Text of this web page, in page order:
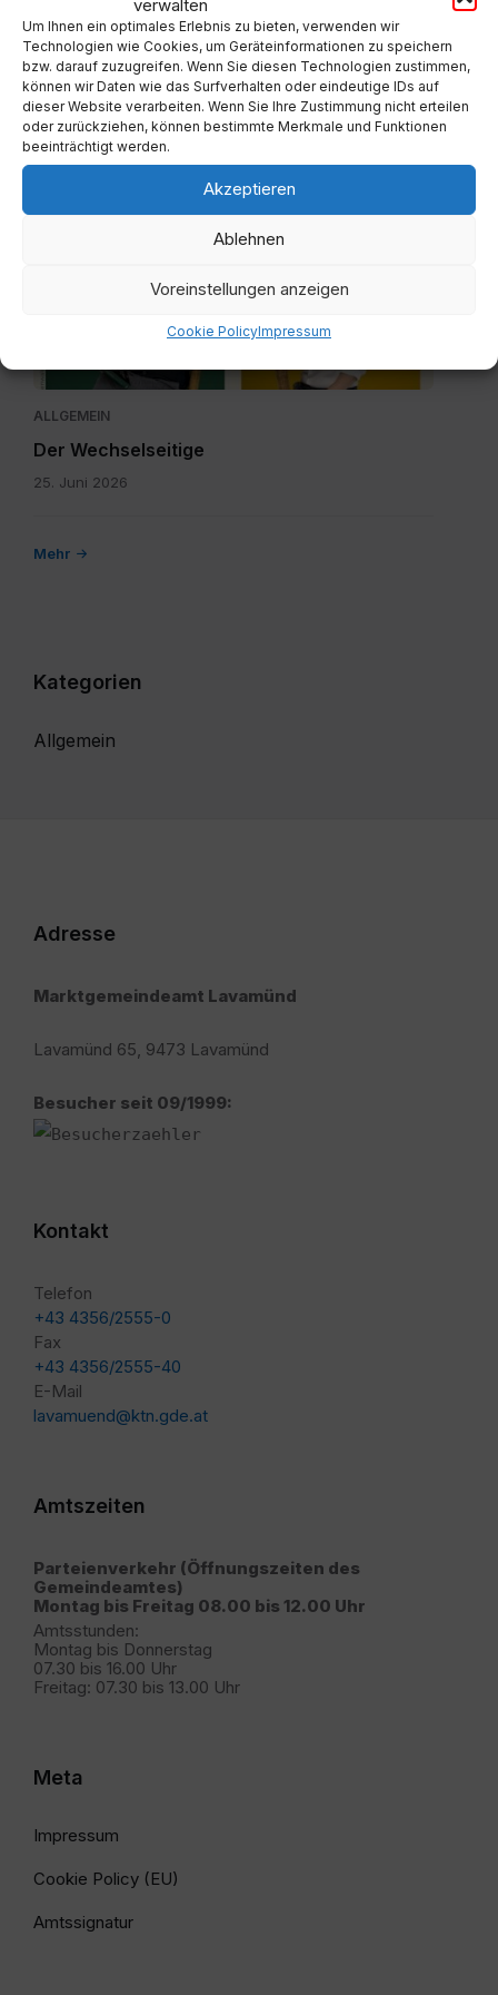
verwalten
Um Ihnen ein optimales Erlebnis zu bieten, verwenden wir
Technologien wie Cookies, um Geräteinformationen zu speichern
bzw. darauf zuzugreifen. Wenn Sie diesen Technologien zustimmen,
können wir Daten wie das Surfverhalten oder eindeutige IDs auf
dieser Website verarbeiten. Wenn Sie Ihre Zustimmung nicht erteilen
oder zurückziehen, können bestimmte Merkmale und Funktionen
beeinträchtigt werden.
Akzeptieren
Ablehnen
Voreinstellungen anzeigen
Cookie PolicyImpressum
Registrierung_.pdf
ALLGEMEIN
ID Austria Registrierung beim Gemeindeamt
Lavamünd
Wechselseitige
ALLGEMEIN
Der Wechselseitige
25. Juni 2026
Mehr
Kategorien
Allgemein
Adresse
Marktgemeindeamt Lavamünd
Lavamünd 65, 9473 Lavamünd
Besucher seit 09/1999:
Kontakt
Telefon
+43 4356/2555-0
Fax
+43 4356/2555-40
E-Mail
lavamuend@ktn.gde.at
Amtszeiten
Parteienverkehr (Öffnungszeiten des
Gemeindeamtes)
Montag bis Freitag 08.00 bis 12.00 Uhr
Amtsstunden:
Montag bis Donnerstag
07.30 bis 16.00 Uhr
Freitag: 07.30 bis 13.00 Uhr
Meta
Impressum
Cookie Policy (EU)
Amtssignatur